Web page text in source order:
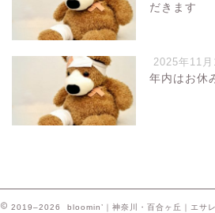
だきます
2025年11月
年内はお休
2019–2026 bloomin’｜神奈川・百合ヶ丘｜エサ